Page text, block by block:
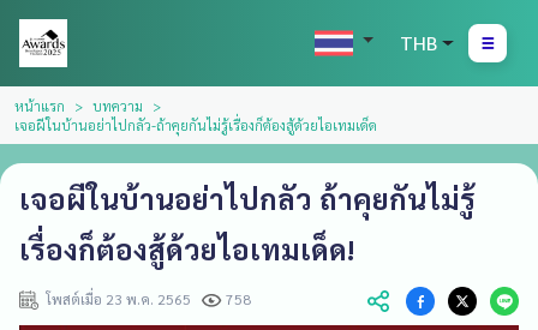
THB
หน้าแรก
บทความ
เจอผีในบ้านอย่าไปกลัว-ถ้าคุยกันไม่รู้เรื่องก็ต้องสู้ด้วยไอเทมเด็ด
เจอผีในบ้านอย่าไปกลัว ถ้าคุยกันไม่รู้
เรื่องก็ต้องสู้ด้วยไอเทมเด็ด!
โพสต์เมื่อ 23 พ.ค. 2565 758